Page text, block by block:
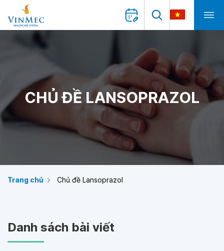
CHỦ ĐỀ LANSOPRAZOL
Trang chủ Chủ đề Lansoprazol
Danh sách bài viết